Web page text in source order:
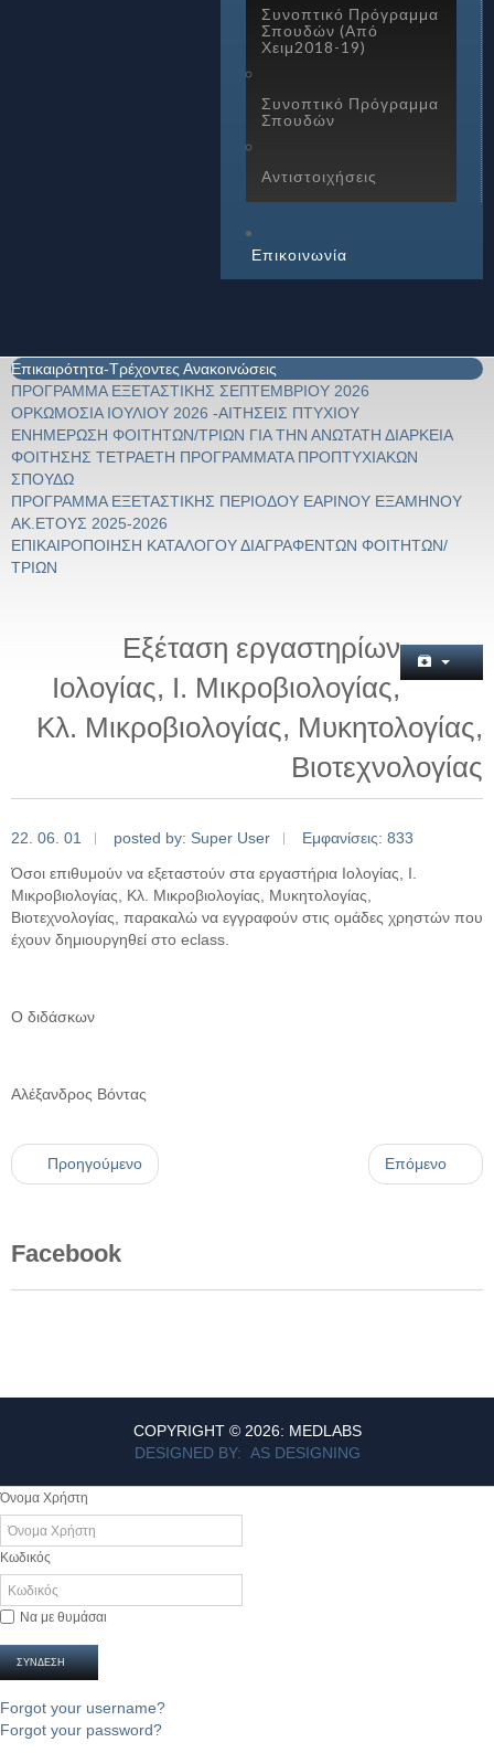
Συνοπτικό Πρόγραμμα
Σπουδών (Από
Χειμ2018-19)
Συνοπτικό Πρόγραμμα
Σπουδών
Αντιστοιχήσεις
Επικοινωνία
Επικαιρότητα-Τρέχοντες Ανακοινώσεις
ΠΡΟΓΡΑΜΜΑ ΕΞΕΤΑΣΤΙΚΗΣ ΣΕΠΤΕΜΒΡΙΟΥ 2026
ΟΡΚΩΜΟΣΙΑ ΙΟΥΛΙΟΥ 2026 -ΑΙΤΗΣΕΙΣ ΠΤΥΧΙΟΥ
ΕΝΗΜΕΡΩΣΗ ΦΟΙΤΗΤΩΝ/ΤΡΙΩΝ ΓΙΑ ΤΗΝ ΑΝΩΤΑΤΗ ΔΙΑΡΚΕΙΑ
ΦΟΙΤΗΣΗΣ ΤΕΤΡΑΕΤΗ ΠΡΟΓΡΑΜΜΑΤΑ ΠΡΟΠΤΥΧΙΑΚΩΝ
ΣΠΟΥΔΩ
ΠΡΟΓΡΑΜΜΑ ΕΞΕΤΑΣΤΙΚΗΣ ΠΕΡΙΟΔΟΥ ΕΑΡΙΝΟΥ ΕΞΑΜΗΝΟΥ
ΑΚ.ΕΤΟΥΣ 2025-2026
ΕΠΙΚΑΙΡΟΠΟΙΗΣΗ ΚΑΤΑΛΟΓΟΥ ΔΙΑΓΡΑΦΕΝΤΩΝ ΦΟΙΤΗΤΩΝ/
ΤΡΙΩΝ
Εξέταση εργαστηρίων
Ιολογίας, Ι. Μικροβιολογίας,
Κλ. Μικροβιολογίας, Μυκητολογίας,
Βιοτεχνολογίας
22. 06. 01 posted by: Super User
Εμφανίσεις: 833
Όσοι επιθυμούν να εξεταστούν στα εργαστήρια Ιολογίας, Ι.
Μικροβιολογίας, Κλ. Μικροβιολογίας, Μυκητολογίας,
Βιοτεχνολογίας, παρακαλώ να εγγραφούν στις ομάδες χρηστών που
έχουν δημιουργηθεί στο eclass.
Ο διδάσκων
Αλέξανδρος Βόντας
Προηγούμενο Επόμενο
Facebook
COPYRIGHT © 2026: MEDLABS
DESIGNED BY: AS DESIGNING
Όνομα Χρήστη
Κωδικός
Να με θυμάσαι
ΣΎΝΔΕΣΗ
Forgot your username?
Forgot your password?